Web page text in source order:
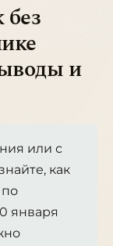
и
или с
как
января